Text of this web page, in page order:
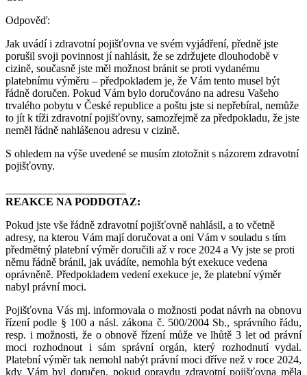
Odpověď:
Jak uvádí i zdravotní pojišťovna ve svém vyjádření, předně jste
porušil svoji povinnost jí nahlásit, že se zdržujete dlouhodobě v
cizině, současně jste měl možnost bránit se proti vydanému
platebnímu výměru – předpokladem je, že Vám tento musel být
řádně doručen. Pokud Vám bylo doručováno na adresu Vašeho
trvalého pobytu v České republice a poštu jste si nepřebíral, nemůže
to jít k tíži zdravotní pojišťovny, samozřejmě za předpokladu, že jste
neměl řádně nahlášenou adresu v cizině.
S ohledem na výše uvedené se musím ztotožnit s názorem zdravotní
pojišťovny.
REAKCE NA PODDOTAZ:
Pokud jste vše řádně zdravotní pojišťovně nahlásil, a to včetně
adresy, na kterou Vám mají doručovat a oni Vám v souladu s tím
předmětný platební výměr doručili až v roce 2024 a Vy jste se proti
němu řádně bránil, jak uvádíte, nemohla být exekuce vedena
oprávněně. Předpokladem vedení exekuce je, že platební výměr
nabyl právní moci.
Pojišťovna Vás mj. informovala o možnosti podat návrh na obnovu
řízení podle § 100 a násl. zákona č. 500/2004 Sb., správního řádu,
resp. i možnosti, že o obnově řízení může ve lhůtě 3 let od právní
moci rozhodnout i sám správní orgán, který rozhodnutí vydal.
Platební výměr tak nemohl nabýt právní moci dříve než v roce 2024,
kdy Vám byl doručen, pokud opravdu zdravotní pojišťovna měla